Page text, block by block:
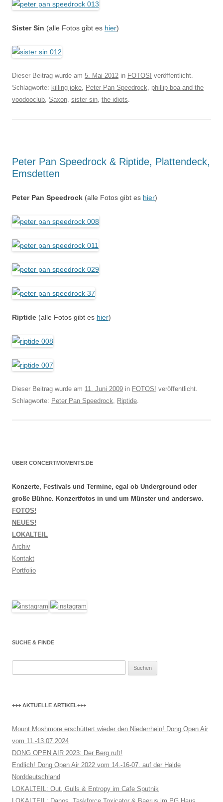
Sister Sin (alle Fotos gibt es hier)
Dieser Beitrag wurde am 5. Mai 2012 in FOTOS! veröffentlicht.
Schlagworte: killing joke, Peter Pan Speedrock, phillip boa and the
voodooclub, Saxon, sister sin, the idiots.
Peter Pan Speedrock & Riptide, Plattendeck,
Emsdetten
Peter Pan Speedrock (alle Fotos gibt es hier)
Riptide (alle Fotos gibt es hier)
Dieser Beitrag wurde am 11. Juni 2009 in FOTOS! veröffentlicht.
Schlagworte: Peter Pan Speedrock, Riptide.
ÜBER CONCERTMOMENTS.DE
Konzerte, Festivals und Termine, egal ob Underground oder
große Bühne. Konzertfotos in und um Münster und anderswo.
FOTOS!
NEUES!
LOKALTEIL
Archiv
Kontakt
Portfolio
SUCHE & FINDE
+++ AKTUELLE ARTIKEL+++
Mount Moshmore erschüttert wieder den Niederrhein! Dong Open Air
vom 11.-13.07.2024
DONG OPEN AIR 2023: Der Berg ruft!
Endlich! Dong Open Air 2022 vom 14.-16-07. auf der Halde
Norddeutschland
LOKALTEIL: Out, Gulls & Entropy im Cafe Sputnik